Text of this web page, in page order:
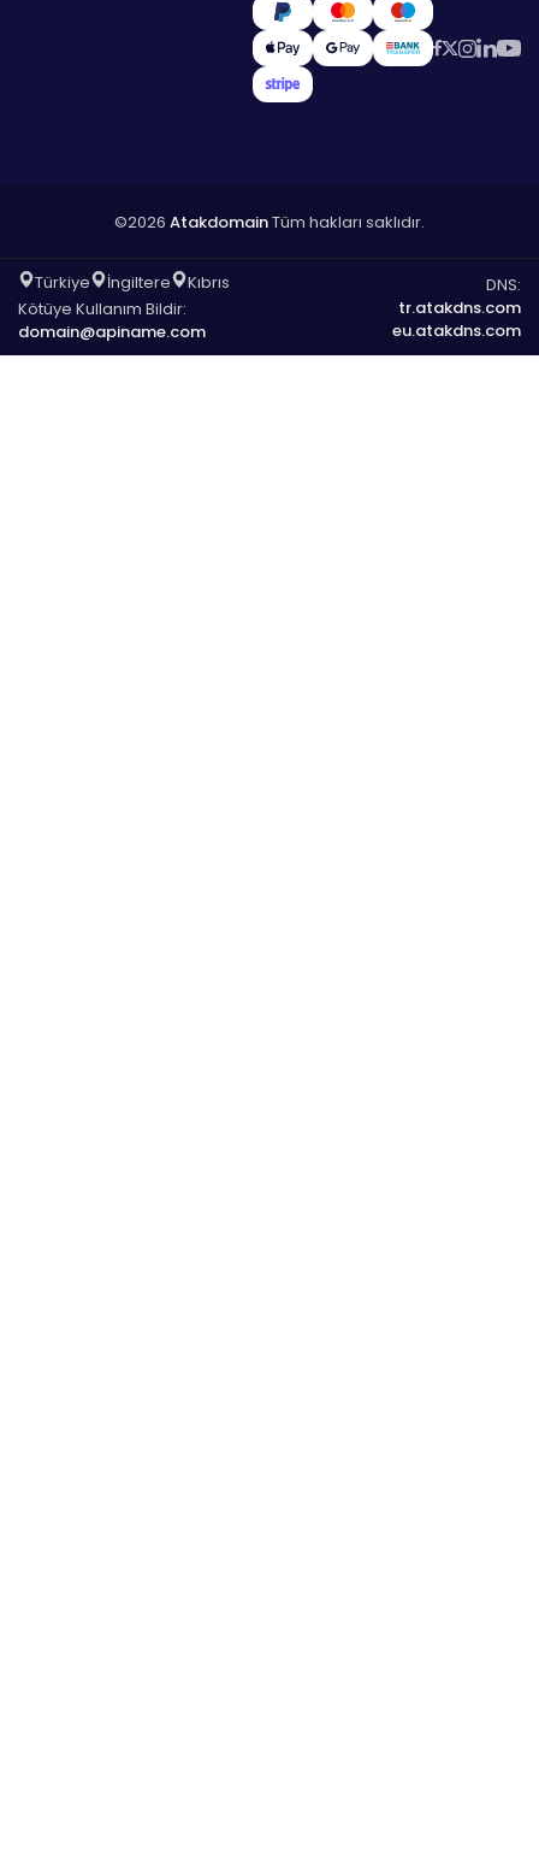
©2026 AtakdomainTüm hakları saklıdır.
Türkiye İngiltere
Kıbrıs
Kötüye Kullanım Bildir:
domain@apiname.com
DNS:
tr.atakdns.com
eu.atakdns.com